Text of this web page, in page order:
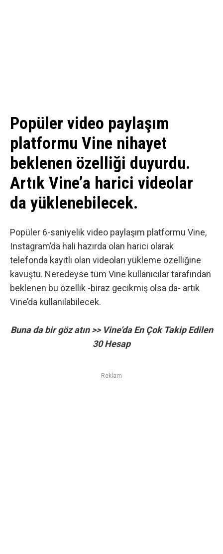
Popüler video paylaşım
platformu Vine nihayet
beklenen özelliği duyurdu.
Artık Vine’a harici videolar
da yüklenebilecek.
Popüler 6-saniyelik video paylaşım platformu Vine,
Instagram’da hali hazırda olan harici olarak
telefonda kayıtlı olan videoları yükleme özelliğine
kavuştu. Neredeyse tüm Vine kullanıcılar tarafından
beklenen bu özellik -biraz gecikmiş olsa da- artık
Vine’da kullanılabilecek.
Buna da bir göz atın >> Vine’da En Çok Takip Edilen
30 Hesap
Reklam